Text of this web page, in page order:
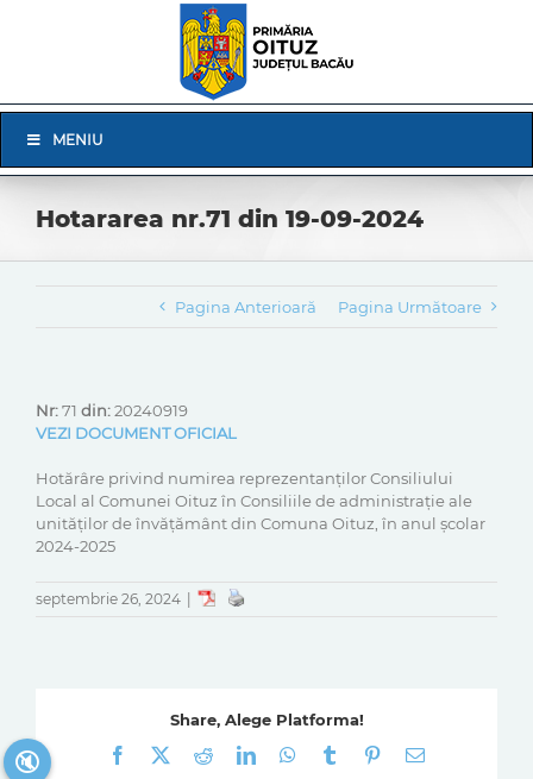
Navigation
MENIU
Hotararea nr.71 din 19-09-2024
Pagina Anterioară Pagina Următoare
Nr:71 din:20240919
VEZI DOCUMENT OFICIAL
Hotărâre privind numirea reprezentanţilor Consiliului
Local al Comunei Oituz în Consiliile de administraţie ale
unităţilor de învăţământ din Comuna Oituz, în anul școlar
2024-2025
septembrie 26, 2024
Share, Alege Platforma!
Facebook
RedditLinkedInWhatsApp
Tumblr Pinterest
E-
🔇